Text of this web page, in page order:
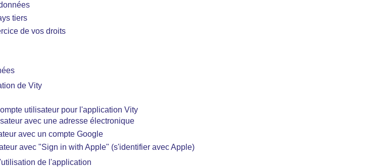
tiers
de vos droits
de Vity
utilisateur pour l'application Vity
avec une adresse électronique
avec un compte Google
avec "Sign in with Apple" (s'identifier avec Apple)
de l'application